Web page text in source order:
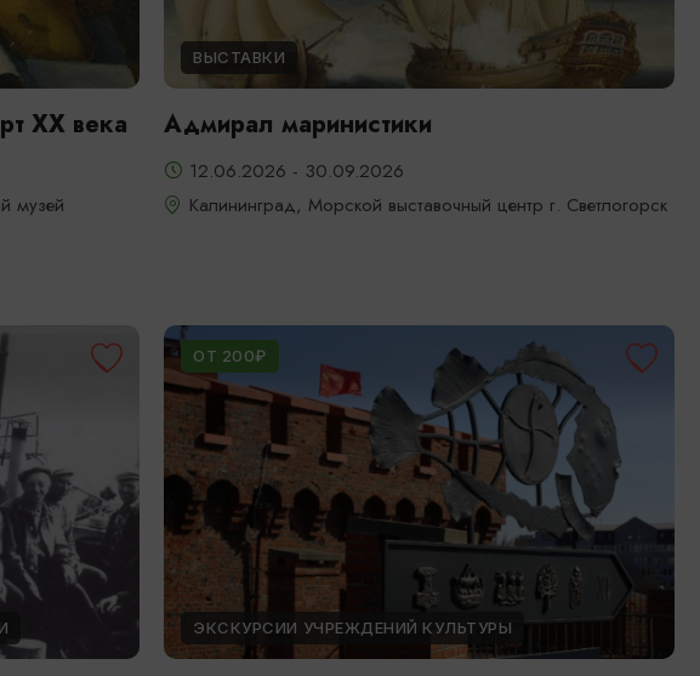
XX века
музей
ВЫСТАВКИ
Адмирал маринистики
12.06.2026 - 30.09.2026
Калининград, Морской выставочный центр г. Светлогорск
ОТ 200₽
ЭКСКУРСИИ УЧРЕЖДЕНИЙ КУЛЬТУРЫ